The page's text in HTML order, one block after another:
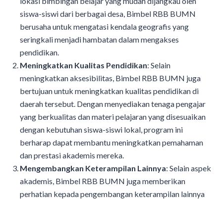
siswa-siswi dari berbagai desa, Bimbel RBB BUMN
berusaha untuk mengatasi kendala geografis yang
seringkali menjadi hambatan dalam mengakses
pendidikan.
Meningkatkan Kualitas Pendidikan: Selain
meningkatkan aksesibilitas, Bimbel RBB BUMN juga
bertujuan untuk meningkatkan kualitas pendidikan di
daerah tersebut. Dengan menyediakan tenaga pengajar
yang berkualitas dan materi pelajaran yang disesuaikan
dengan kebutuhan siswa-siswi lokal, program ini
berharap dapat membantu meningkatkan pemahaman
dan prestasi akademis mereka.
Mengembangkan Keterampilan Lainnya: Selain aspek
akademis, Bimbel RBB BUMN juga memberikan
perhatian kepada pengembangan keterampilan lainnya